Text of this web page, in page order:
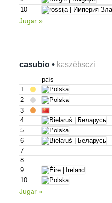
10
Jugar »
casubio • kaszëbsczi
país
1
2
3
4
5
6
7
8
9
10
Jugar »